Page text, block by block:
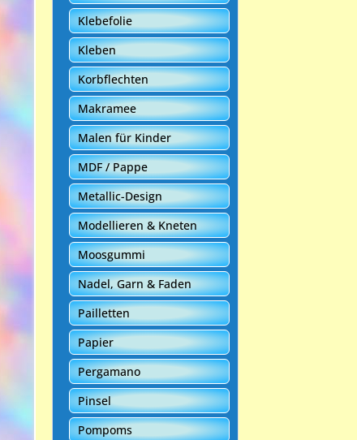
Klebefolie
Kleben
Korbflechten
Makramee
Malen für Kinder
MDF / Pappe
Metallic-Design
Modellieren & Kneten
Moosgummi
Nadel, Garn & Faden
Pailletten
Papier
Pergamano
Pinsel
Pompoms